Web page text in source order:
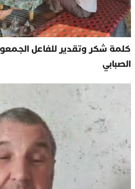
كلمة شكر وتقدير للفاعل
الصبابي